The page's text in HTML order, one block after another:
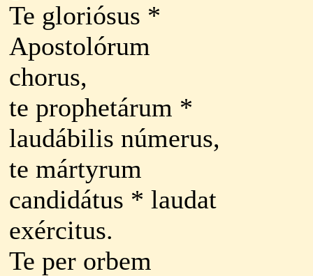
Te gloriósus *
Apostolórum
chorus,
te prophetárum *
laudábilis númerus,
te mártyrum
candidátus * laudat
exércitus.
Te per orbem